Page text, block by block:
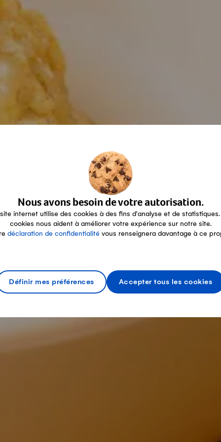
Nous avons besoin de votre autorisation.
internet utilise des cookies à des fins d'analyse et de statistiques.
cookies nous aident à améliorer votre expérience sur notre site.
déclaration de confidentialité vous renseignera davantage à ce
Définir mes préférences Accepter tous les cookies